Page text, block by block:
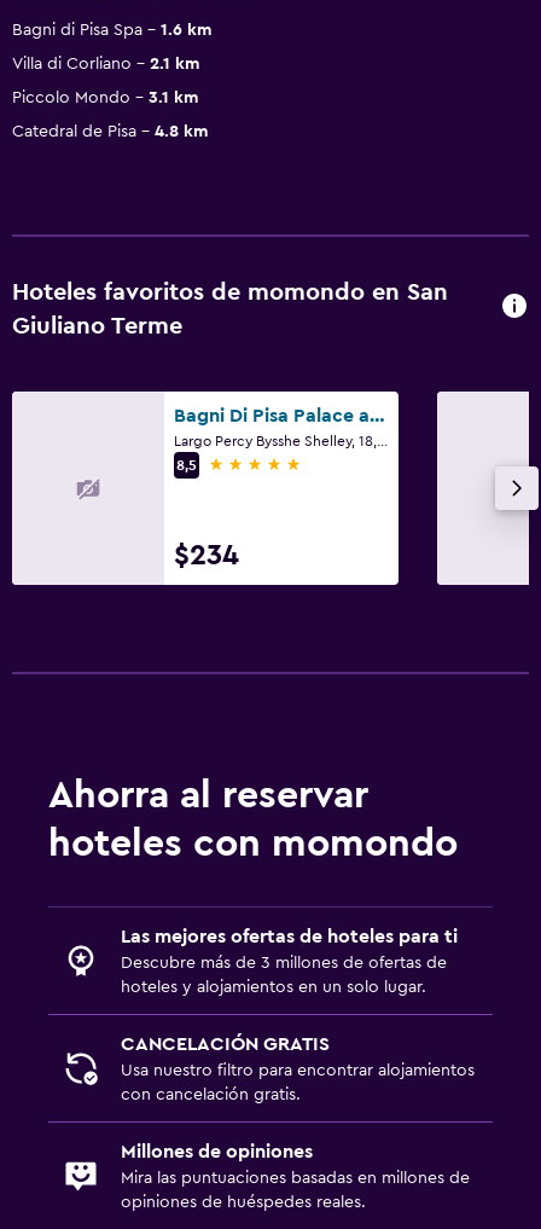
Bagni di Pisa Spa
1.6 km
Villa di Corliano
2.1 km
Piccolo Mondo
3.1 km
Catedral de Pisa
4.8 km
Hoteles favoritos de momondo en San
Giuliano Terme
Bagni Di Pisa Palace and Spa
8,5
5 estrellas
$234
Ahorra al reservar
hoteles con momondo
Las mejores ofertas de hoteles para ti
Descubre más de 3 millones de ofertas de
hoteles y alojamientos en un solo lugar.
CANCELACIÓN GRATIS
Usa nuestro filtro para encontrar alojamientos
con cancelación gratis.
Millones de opiniones
Mira las puntuaciones basadas en millones de
opiniones de huéspedes reales.